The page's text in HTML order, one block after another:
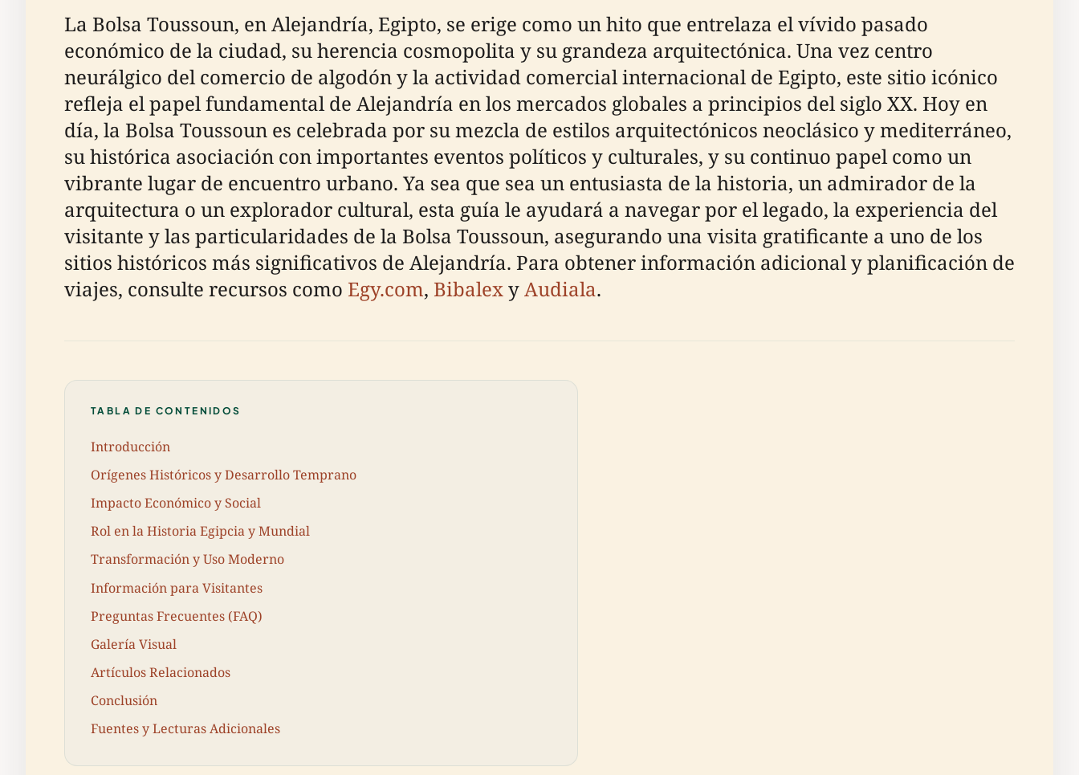
La Bolsa Toussoun, en Alejandría, Egipto, se erige como un hito que entrelaza el vívido pasado
económico de la ciudad, su herencia cosmopolita y su grandeza arquitectónica. Una vez centro
neurálgico del comercio de algodón y la actividad comercial internacional de Egipto, este sitio icónico
refleja el papel fundamental de Alejandría en los mercados globales a principios del siglo XX. Hoy en
día, la Bolsa Toussoun es celebrada por su mezcla de estilos arquitectónicos neoclásico y mediterráneo,
su histórica asociación con importantes eventos políticos y culturales, y su continuo papel como un
vibrante lugar de encuentro urbano. Ya sea que sea un entusiasta de la historia, un admirador de la
arquitectura o un explorador cultural, esta guía le ayudará a navegar por el legado, la experiencia del
visitante y las particularidades de la Bolsa Toussoun, asegurando una visita gratificante a uno de los
sitios históricos más significativos de Alejandría. Para obtener información adicional y planificación de
viajes, consulte recursos como Egy.com, BibalexyAudiala.
TABLA DE CONTENIDOS
Introducción
Orígenes Históricos y Desarrollo Temprano
Impacto Económico y Social
Rol en la Historia Egipcia y Mundial
Transformación y Uso Moderno
Información para Visitantes
Preguntas Frecuentes (FAQ)
Galería Visual
Artículos Relacionados
Conclusión
Fuentes y Lecturas Adicionales